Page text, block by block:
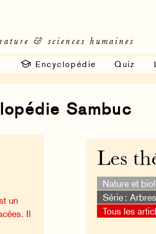
& sciences humaines
Encyclopédie Quiz
Sambuc
Les
Nature et
Série :
Tous les
un
Il